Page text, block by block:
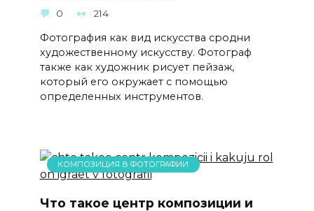
0 214
Фотография как вид искусства сродни
художественному искусству. Фотограф
также как художник рисует пейзаж,
который его окружает с помощью
определенных инструментов.
КОМПОЗИЦИЯ В ФОТОГРАФИИ
Что такое центр композиции и